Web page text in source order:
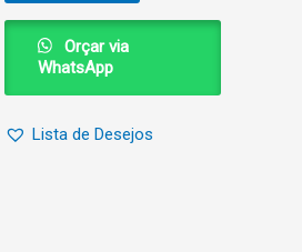
Orçar via
WhatsApp
Lista de Desejos